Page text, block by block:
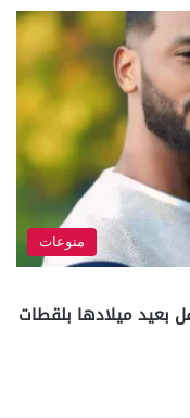
منوعات
بعيد ميلادها بلقطات